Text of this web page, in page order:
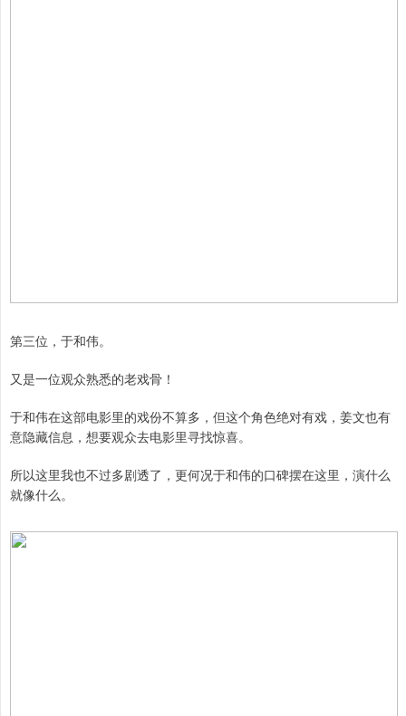
第三位，于和伟。
又是一位观众熟悉的老戏骨！
于和伟在这部电影里的戏份不算多，但这个角色绝对有戏，姜文也有
意隐藏信息，想要观众去电影里寻找惊喜。
所以这里我也不过多剧透了，更何况于和伟的口碑摆在这里，演什么
就像什么。